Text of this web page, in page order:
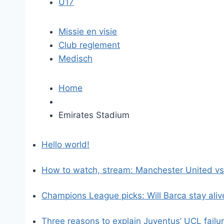
U17
Missie en visie
Club reglement
Medisch
Home
Emirates Stadium
Hello world!
How to watch, stream: Manchester United
Champions League picks: Will Barca stay
Three reasons to explain Juventus’ UCL